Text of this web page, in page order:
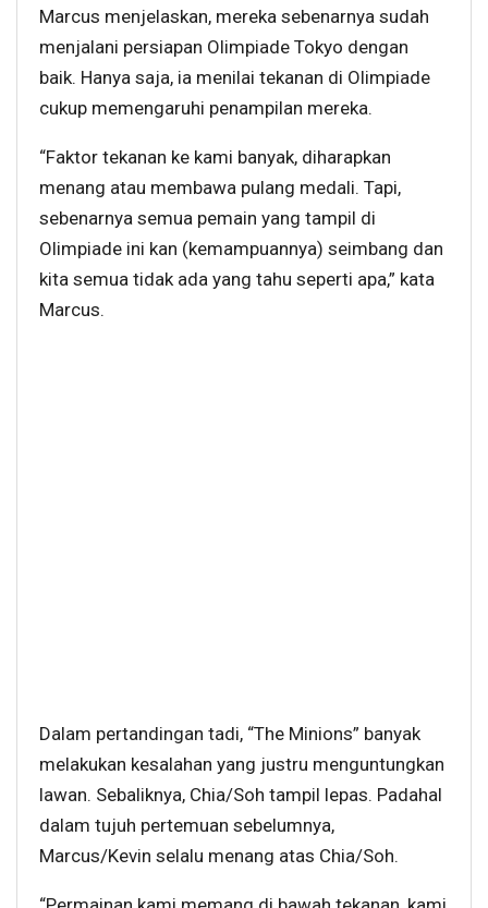
Marcus menjelaskan, mereka sebenarnya sudah
menjalani persiapan Olimpiade Tokyo dengan
baik. Hanya saja, ia menilai tekanan di Olimpiade
cukup memengaruhi penampilan mereka.
“Faktor tekanan ke kami banyak, diharapkan
menang atau membawa pulang medali. Tapi,
sebenarnya semua pemain yang tampil di
Olimpiade ini kan (kemampuannya) seimbang dan
kita semua tidak ada yang tahu seperti apa,” kata
Marcus.
Dalam pertandingan tadi, “The Minions” banyak
melakukan kesalahan yang justru menguntungkan
lawan. Sebaliknya, Chia/Soh tampil lepas. Padahal
dalam tujuh pertemuan sebelumnya,
Marcus/Kevin selalu menang atas Chia/Soh.